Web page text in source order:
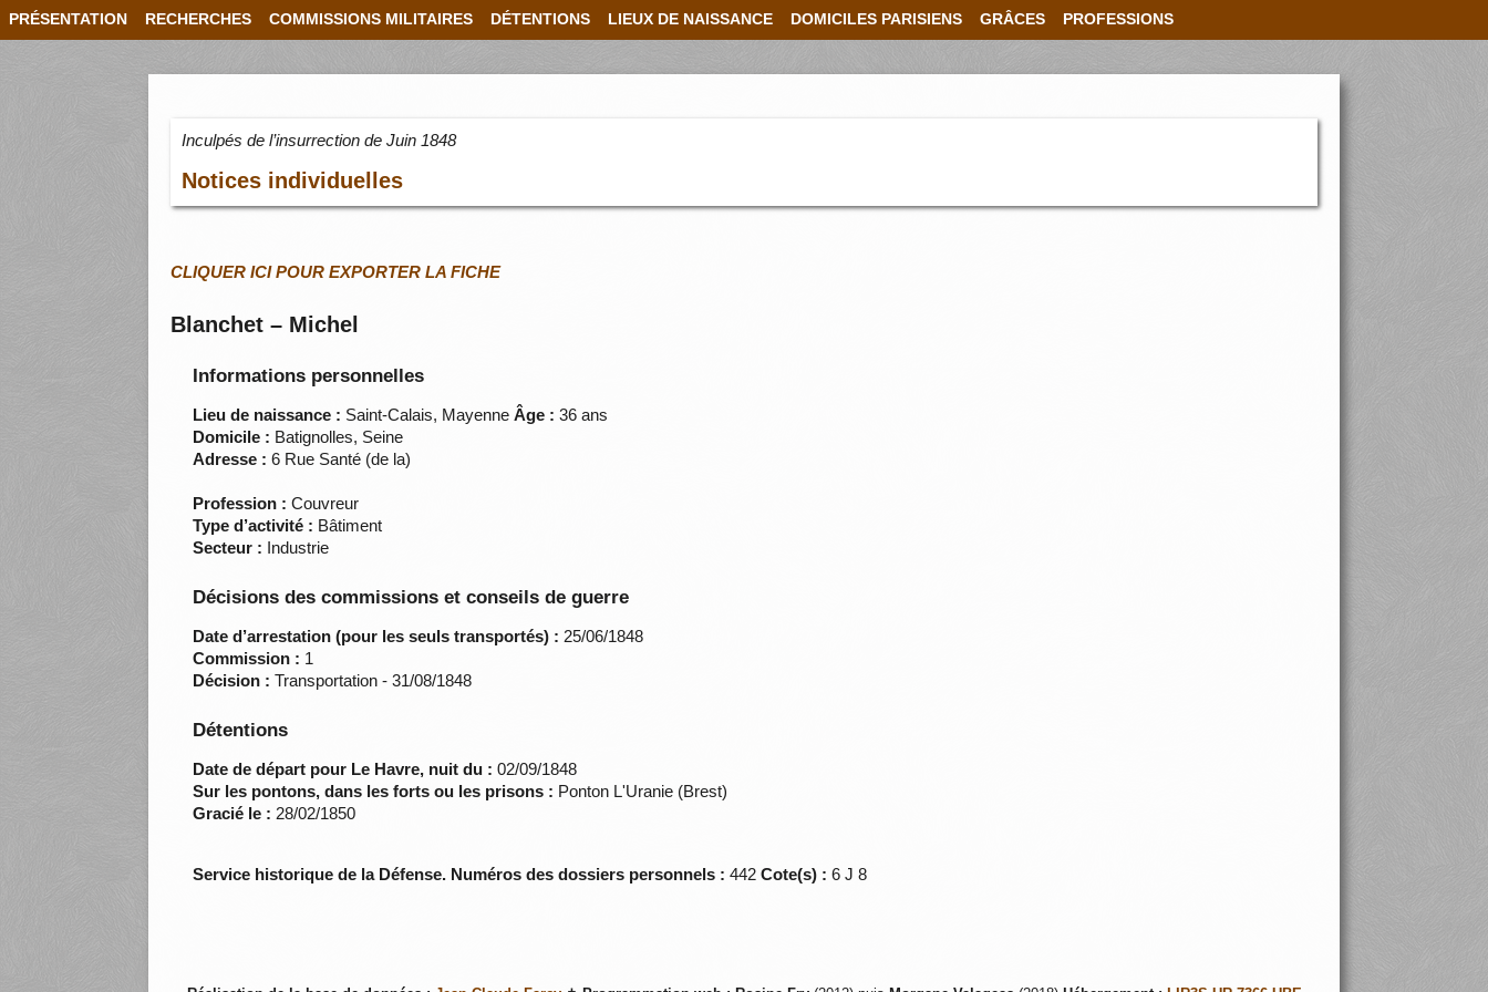
PRÉSENTATION RECHERCHES COMMISSIONS MILITAIRES DÉTENTIONS LIEUX DE NAISSANCE DOMICILES PARISIENS GRÂCES PROFESSIONS
Inculpés de l’insurrection de Juin 1848
Notices individuelles
CLIQUER ICI POUR EXPORTER LA FICHE
Blanchet – Michel
Informations personnelles
Lieu de naissance : Saint-Calais, Mayenne Âge : 36 ans
Domicile : Batignolles, Seine
Adresse : 6 Rue Santé (de la)
Profession : Couvreur
Type d’activité : Bâtiment
Secteur : Industrie
Décisions des commissions et conseils de guerre
Date d’arrestation (pour les seuls transportés) : 25/06/1848
Commission : 1
Décision : Transportation - 31/08/1848
Détentions
Date de départ pour Le Havre, nuit du : 02/09/1848
Sur les pontons, dans les forts ou les prisons : Ponton L'Uranie (Brest)
Gracié le : 28/02/1850
Service historique de la Défense. Numéros des dossiers personnels :442Cote(s) : 6 J 8